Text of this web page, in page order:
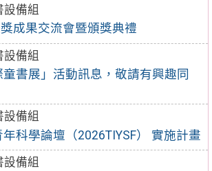
設備組
成果交流會暨頒獎典禮
設備組
童書展」活動訊息，敬請有興趣同
設備組
科學論壇（2026TIYSF） 實施計畫
設備組